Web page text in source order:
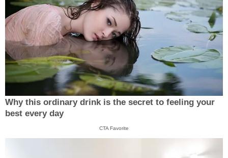
Why this ordinary drink is the secret to feeling your
best every day
CTA Favorite